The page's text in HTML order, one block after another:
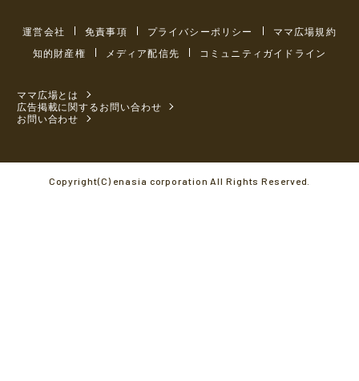
運営会社 免責事項 プライバシーポリシー
ママ広場規約
知的財産権
メディア配信先 コミュニティガイドライン
ママ広場とは
広告掲載に関するお問い合わせ
お問い合わせ
Copyright(C) enasia corporation All Rights Reserved.